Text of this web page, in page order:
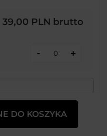
39,00 PLN brutto
- +
22.5W z wbudowanymi
DO KOSZYKA